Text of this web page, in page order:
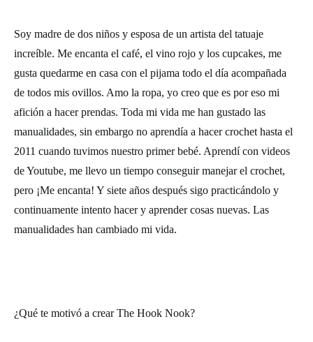
Soy madre de dos niños y esposa de un artista del tatuaje
increíble. Me encanta el café, el vino rojo y los cupcakes, me
gusta quedarme en casa con el pijama todo el día acompañada
de todos mis ovillos. Amo la ropa, yo creo que es por eso mi
afición a hacer prendas. Toda mi vida me han gustado las
manualidades, sin embargo no aprendía a hacer crochet hasta el
2011 cuando tuvimos nuestro primer bebé. Aprendí con videos
de Youtube, me llevo un tiempo conseguir manejar el crochet,
pero ¡Me encanta! Y siete años después sigo practicándolo y
continuamente intento hacer y aprender cosas nuevas. Las
manualidades han cambiado mi vida.
¿Qué te motivó a crear The Hook Nook?